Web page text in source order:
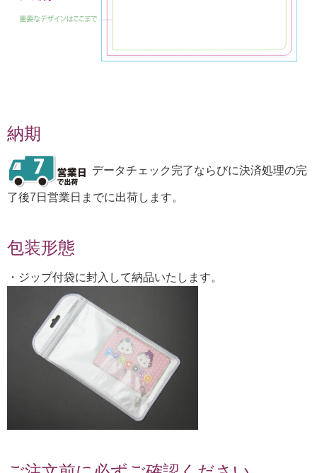
納期
データチェック完了ならびに決済処理の完
了後7日営業日までに出荷します。
包装形態
・ジップ付袋に封入して納品いたします。